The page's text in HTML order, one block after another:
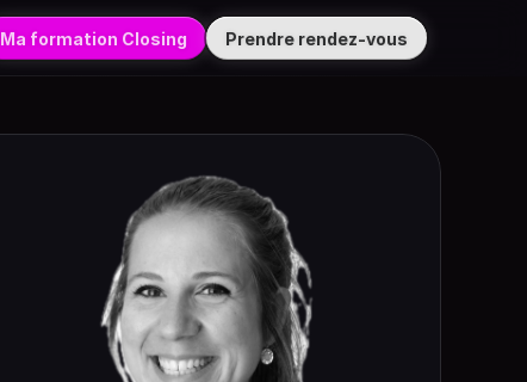
Ma formation Closing Prendre rendez-vous